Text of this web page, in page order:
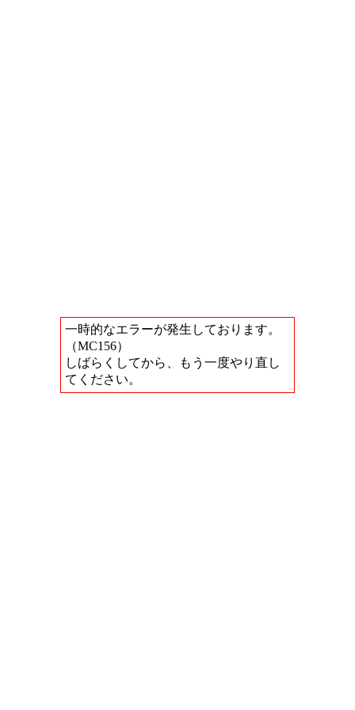
一時的なエラーが発生しております。
（MC156）
しばらくしてから、もう一度やり直し
てください。